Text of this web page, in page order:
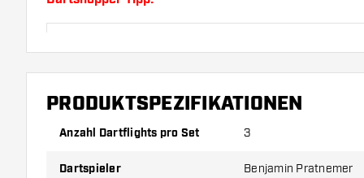
Probieren Sie eine andere Form, ein anderes
Dicke der Flights aus, um herauszufinden, welche
PRODUKTSPEZIFIKATIONEN
Anzahl Dartflights pro Set 3
Dartspieler Benjamin Pratnemer